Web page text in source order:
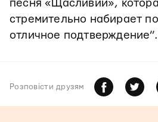
песня «Щасливий»,
стремительно набирает
отличное подтверждение”.
Розповiсти друзям